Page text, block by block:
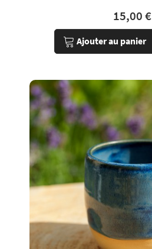
15,00 €
Ajouter au panier